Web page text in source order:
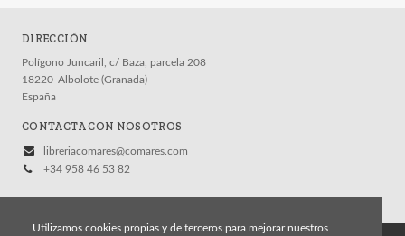
DIRECCIÓN
Polígono Juncaril, c/ Baza, parcela 208
18220 Albolote (Granada)
España
CONTACTA CON NOSOTROS
libreriacomares@comares.com
+34 958 46 53 82
Utilizamos cookies propias y de terceros para mejorar nuestros